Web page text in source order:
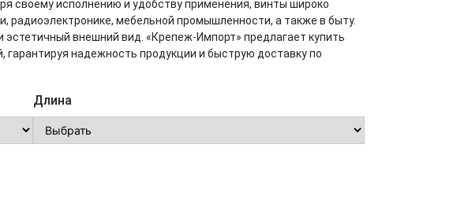
своему исполнению и удобству применения, винты широко
радиоэлектронике, мебельной промышленности, а также в быту.
внешний вид. «Крепеж-Импорт» предлагает купить
надежность продукции и быструю доставку по
Длина